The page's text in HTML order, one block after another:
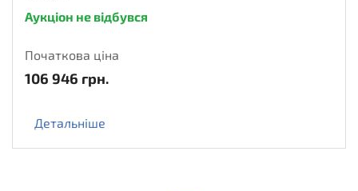
Аукціон не відбувся
Початкова ціна
106 946 грн.
Детальніше